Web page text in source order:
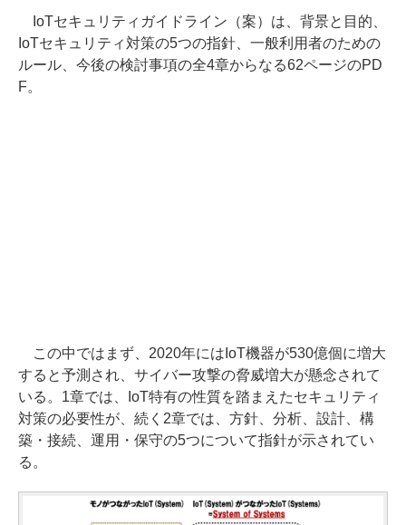
IoTセキュリティガイドライン（案）は、背景と目的、
IoTセキュリティ対策の5つの指針、一般利用者のための
ルール、今後の検討事項の全4章からなる62ページのPD
F。
この中ではまず、2020年にはIoT機器が530億個に増大
すると予測され、サイバー攻撃の脅威増大が懸念されて
いる。1章では、IoT特有の性質を踏まえたセキュリティ
対策の必要性が、続く2章では、方針、分析、設計、構
築・接続、運用・保守の5つについて指針が示されてい
る。